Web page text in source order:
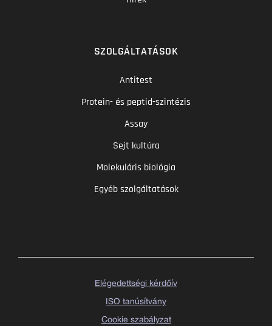
SZOLGÁLTATÁSOK
Antitest
Protein- és peptid-szintézis
Assay
Sejt kultúra
Molekuláris biológia
Egyéb szolgáltatások
Elégedettségi kérdőív
ISO tanúsítvány
Cookie szabályzat